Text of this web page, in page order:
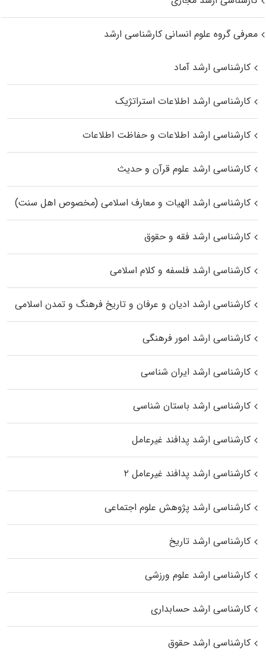
معرفی گروه علوم انسانی کارشناسی ارشد
کارشناسی ارشد آماد
کارشناسی ارشد اطلاعات استراتژیک
کارشناسی ارشد اطلاعات و حفاظت اطلاعات
کارشناسی ارشد علوم قرآن و حدیث
کارشناسی ارشد الهیات و معارف اسلامی (مخصوص اهل سنت)
کارشناسی ارشد فقه و حقوق
کارشناسی ارشد فلسفه و کلام اسلامی
کارشناسی ارشد ادیان و عرفان و تاریخ فرهنگ و تمدن اسلامی
کارشناسی ارشد امور فرهنگی
کارشناسی ارشد ایران شناسی
کارشناسی ارشد باستان شناسی
کارشناسی ارشد پدافند غیرعامل
کارشناسی ارشد پدافند غیرعامل ۲
کارشناسی ارشد پژوهش علوم اجتماعی
کارشناسی ارشد تاریخ
کارشناسی ارشد علوم ورزشی
کارشناسی ارشد حسابداری
کارشناسی ارشد حقوق